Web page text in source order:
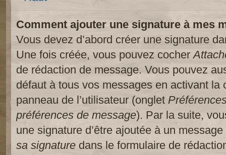
Comment ajouter une signature à mes
Vous devez d’abord créer une signature
Une fois créée, vous pouvez cocher
de rédaction de message. Vous pouvez
défaut à tous vos messages en activant la
panneau de l’utilisateur (onglet
préférences de message). Par la suite,
une signature d’être ajoutée à un
sa signature dans le formulaire de